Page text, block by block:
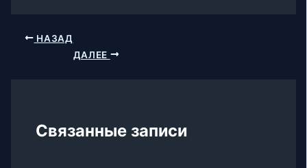
НАЗАД
ДАЛЕЕ
Связанные записи